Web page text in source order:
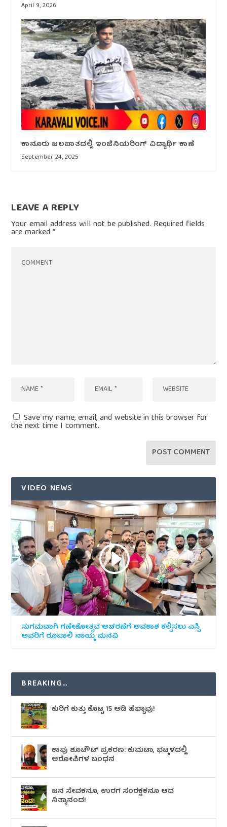
April 9, 2026
ಕಾನೂರು ಜಲಪಾತದಲ್ಲಿ ಇಂಜಿನಿಯರಿಂಗ್ ವಿದ್ಯಾರ್ಥಿ ಕಾಣೆ
September 24, 2025
LEAVE A REPLY
Your email address will not be published. Required fields
are marked*
Save my name, email, and website in this browser for
the next time I comment.
VIDEO NEWS
ಸುಗಮವಾಗಿ ಗಣೇಶೋತ್ಸವ ಆಚರಣೆಗೆ ಅವಕಾಶ ಕಲ್ಪಿಸಲು ಎಸ್ಪಿ
ಅವರಿಗೆ ರೂಪಾಲಿ ನಾಯ್ಕ ಮನವಿ
BREAKING…
ಕುರಿಗೆ ಕುತ್ತು ಕೊಟ್ಟ 15 ಅಡಿ ಹೆಬ್ಬಾವು!
ಕಾಪು ಶೂಟೌಟ್‌ ಪ್ರಕರಣ: ಕುಮಟಾ, ಭಟ್ಕಳದಲ್ಲಿ
ಆರೋಪಿಗಳ ಬಂಧನ
ಜನ ಸೇವಕನೂ, ಉರಗ ಸಂರಕ್ಷಕನೂ ಆದ
ನಿತ್ಯಾನಂದ!